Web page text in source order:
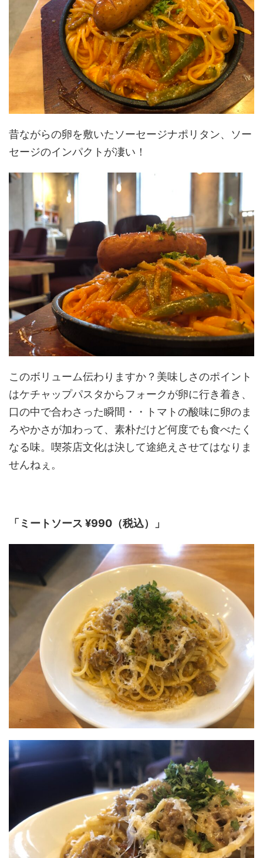
昔ながらの卵を敷いたソーセージナポリタン、ソー
セージのインパクトが凄い！
このボリューム伝わりますか？美味しさのポイント
はケチャップパスタからフォークが卵に行き着き、
口の中で合わさった瞬間・・トマトの酸味に卵のま
ろやかさが加わって、素朴だけど何度でも食べたく
なる味。喫茶店文化は決して途絶えさせてはなりま
せんねぇ。
「ミートソース ¥990（税込）」